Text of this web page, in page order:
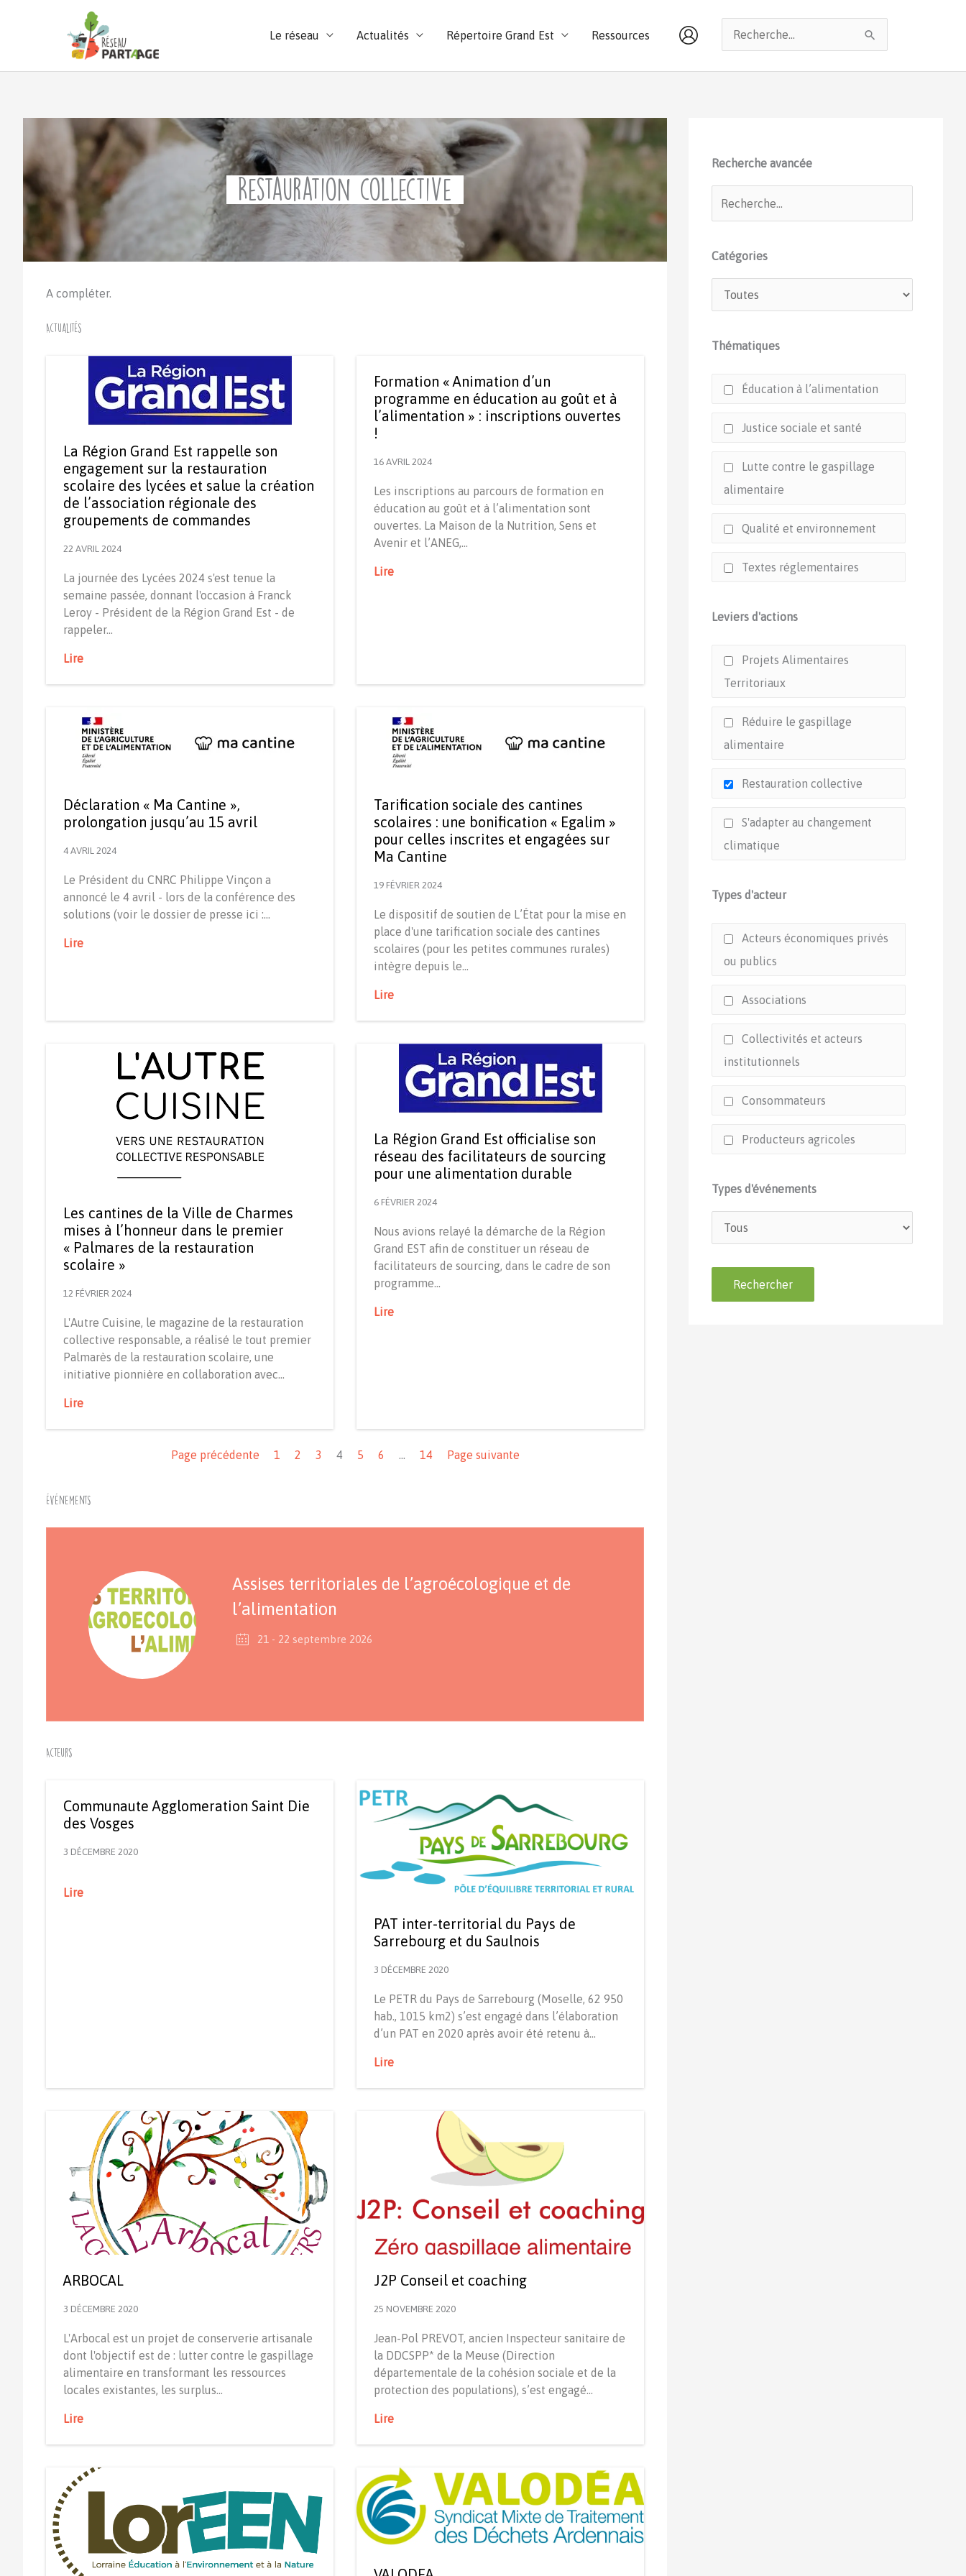
Le réseau Actualités Répertoire Grand Est Ressources
Rechercher :
Restauration collective
A compléter.
Actualités
La Région Grand Est rappelle son
engagement sur la restauration
scolaire des lycées et salue la création
de l’association régionale des
groupements de commandes
22 AVRIL 2024
La journée des Lycées 2024 s'est tenue la
semaine passée, donnant l'occasion à Franck
Leroy - Président de la Région Grand Est - de
rappeler…
Lire
Formation « Animation d’un
programme en éducation au goût et à
l’alimentation » : inscriptions ouvertes
!
16 AVRIL 2024
Les inscriptions au parcours de formation en
éducation au goût et à l’alimentation sont
ouvertes. La Maison de la Nutrition, Sens et
Avenir et l’ANEG,…
Lire
Déclaration « Ma Cantine »,
prolongation jusqu’au 15 avril
4 AVRIL 2024
Le Président du CNRC Philippe Vinçon a
annoncé le 4 avril - lors de la conférence des
solutions (voir le dossier de presse ici :…
Lire
Tarification sociale des cantines
scolaires : une bonification « Egalim »
pour celles inscrites et engagées sur
Ma Cantine
19 FÉVRIER 2024
Le dispositif de soutien de L’État pour la mise en
place d'une tarification sociale des cantines
scolaires (pour les petites communes rurales)
intègre depuis le…
Lire
Les cantines de la Ville de Charmes
mises à l’honneur dans le premier
« Palmares de la restauration
scolaire »
12 FÉVRIER 2024
L'Autre Cuisine, le magazine de la restauration
collective responsable, a réalisé le tout premier
Palmarès de la restauration scolaire, une
initiative pionnière en collaboration avec…
Lire
La Région Grand Est officialise son
réseau des facilitateurs de sourcing
pour une alimentation durable
6 FÉVRIER 2024
Nous avions relayé la démarche de la Région
Grand EST afin de constituer un réseau de
facilitateurs de sourcing, dans le cadre de son
programme…
Lire
Page précédente
1 2 3 4 5 6 … 14 Page suivante
Événements
Assises territoriales de l’agroécologique et de
l’alimentation
21 - 22 septembre 2026
Acteurs
Communaute Agglomeration Saint Die
des Vosges
3 DÉCEMBRE 2020
Lire
PAT inter-territorial du Pays de
Sarrebourg et du Saulnois
3 DÉCEMBRE 2020
Le PETR du Pays de Sarrebourg (Moselle, 62 950
hab., 1015 km2) s’est engagé dans l’élaboration
d’un PAT en 2020 après avoir été retenu à…
Lire
ARBOCAL
3 DÉCEMBRE 2020
L'Arbocal est un projet de conserverie artisanale
dont l'objectif est de : lutter contre le gaspillage
alimentaire en transformant les ressources
locales existantes, les surplus…
Lire
J2P Conseil et coaching
25 NOVEMBRE 2020
Jean-Pol PREVOT, ancien Inspecteur sanitaire de
la DDCSPP* de la Meuse (Direction
départementale de la cohésion sociale et de la
protection des populations), s’est engagé…
Lire
Recherche avancée
Catégories
Thématiques
Éducation à l’alimentation
Justice sociale et santé
Lutte contre le gaspillage
alimentaire
Qualité et environnement
Textes réglementaires
Leviers d'actions
Projets Alimentaires
Territoriaux
Réduire le gaspillage
alimentaire
Restauration collective
S'adapter au changement
climatique
Types d'acteur
Acteurs économiques privés
ou publics
Associations
Collectivités et acteurs
institutionnels
Consommateurs
Producteurs agricoles
Types d'événements